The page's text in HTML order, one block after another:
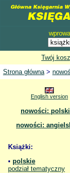
Twój
Strona główna>
English version
nowości:
nowości:
Książki:
• polskie
podział tematyczny